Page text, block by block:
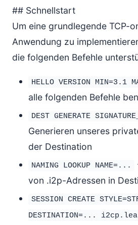
## Schnellstart
Um eine grundlegende TCP-
Anwendung zu
die folgenden Befehle
HELLO VERSION MIN=3.1
alle folgenden Befehle
DEST GENERATE
Generieren unseres
der Destination
NAMING LOOKUP NAME=...
von .i2p-Adressen in
SESSION CREATE
DESTINATION=...